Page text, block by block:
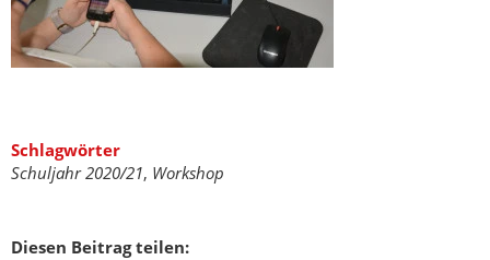
Schlagwörter
Schuljahr 2020/21, Workshop
Diesen Beitrag teilen: